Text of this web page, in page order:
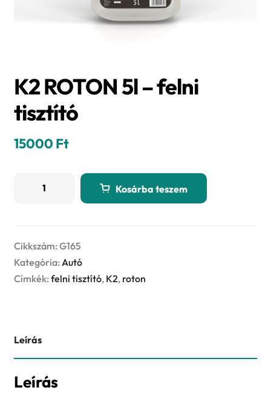
K2 ROTON 5l – felni
tisztító
15000 Ft
felni
tisztító
mennyiség
Kosárba teszem
Cikkszám:G165
Kategória: Autó
Címkék:felni tisztító, K2, roton
Leírás
Leírás